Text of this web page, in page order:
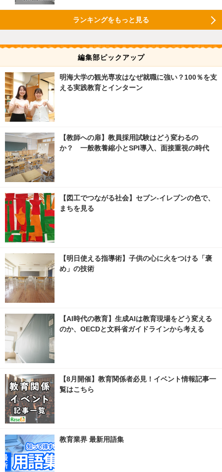
ランキングをもっと見る
編集部ピックアップ
明海大学の観光専攻はなぜ就職に強い？100％を支
える実践教育とインターン
【教師への扉】教員採用試験はどう変わるの
か？ 一般教養縮小とSPI導入、面接重視の時代
【図工でつながる社会】セブン‐イレブンの色で、
まちを見る
【明日使える指導術】子供の心に火をつける「褒
め」の技術
【AI時代の教育】生成AIは教育現場をどう変える
のか、OECDと文科省ガイドラインから考える
【8月開催】教育関係者必見！イベント情報記事一
覧はこちら
教育業界 最新用語集